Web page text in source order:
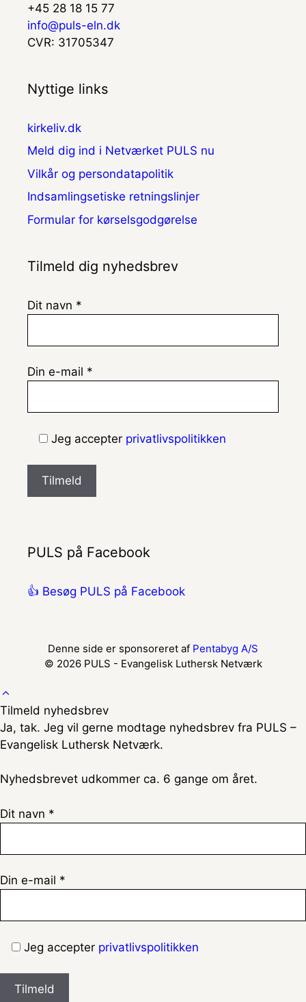
+45 28 18 15 77
info@puls-eln.dk
CVR: 31705347
Nyttige links
kirkeliv.dk
Meld dig ind i Netværket PULS nu
Vilkår og persondatapolitik
Indsamlingsetiske retningslinjer
Formular for kørselsgodgørelse
Tilmeld dig nyhedsbrev
Dit navn *
Din e-mail *
Jeg accepter privatlivspolitikken
PULS på Facebook
👍 Besøg PULS på Facebook
Denne side er sponsoreret af Pentabyg A/S
© 2026 PULS - Evangelisk Luthersk Netværk
Tilmeld nyhedsbrev
Ja, tak. Jeg vil gerne modtage nyhedsbrev fra PULS –
Evangelisk Luthersk Netværk.
Nyhedsbrevet udkommer ca. 6 gange om året.
Dit navn *
Din e-mail *
Jeg accepter privatlivspolitikken